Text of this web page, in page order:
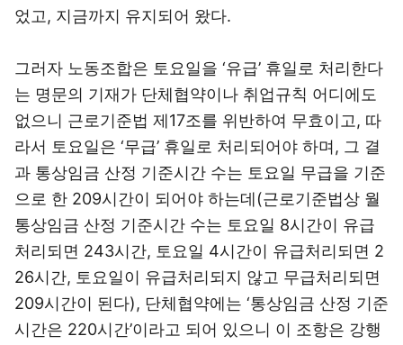
었고, 지금까지 유지되어 왔다.
그러자 노동조합은 토요일을 ‘유급’ 휴일로 처리한다
는 명문의 기재가 단체협약이나 취업규칙 어디에도
없으니 근로기준법 제17조를 위반하여 무효이고, 따
라서 토요일은 ‘무급’ 휴일로 처리되어야 하며, 그 결
과 통상임금 산정 기준시간 수는 토요일 무급을 기준
으로 한 209시간이 되어야 하는데(근로기준법상 월
통상임금 산정 기준시간 수는 토요일 8시간이 유급
처리되면 243시간, 토요일 4시간이 유급처리되면 2
26시간, 토요일이 유급처리되지 않고 무급처리되면
209시간이 된다), 단체협약에는 ‘통상임금 산정 기준
시간은 220시간’이라고 되어 있으니 이 조항은 강행